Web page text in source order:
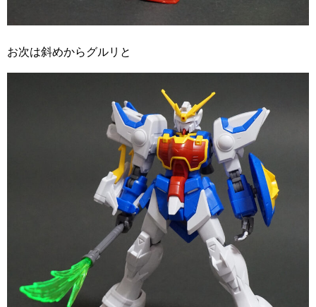
お次は斜めからグルリと